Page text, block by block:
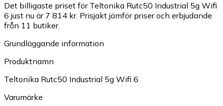
Det billigaste priset för Teltonika Rutc50 Industrial 5g Wifi
6 just nu är 7 814 kr. Prisjakt jämför priser och erbjudande
från 11 butiker.
Grundläggande information
Produktnamn
Teltonika Rutc50 Industrial 5g Wifi 6
Varumärke